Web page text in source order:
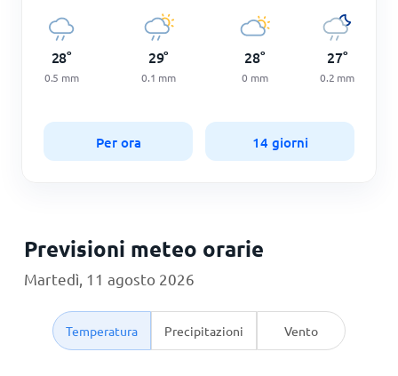
28°
0.5 mm
29°
0.1 mm
28°
0 mm
27°
0.2 mm
Per ora 14 giorni
Previsioni meteo orarie
Martedì, 11 agosto 2026
Temperatura Precipitazioni Vento